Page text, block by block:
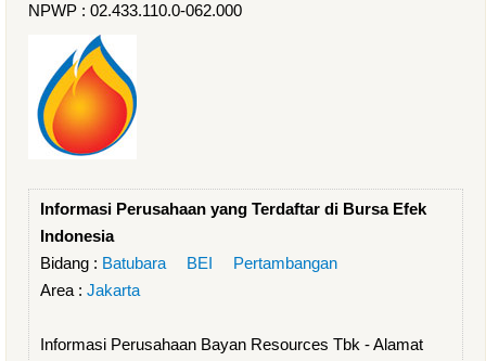
NPWP : 02.433.110.0-062.000
Informasi Perusahaan yang Terdaftar di Bursa Efek
Indonesia
Bidang : Batubara BEI
Pertambangan
Area : Jakarta
Informasi Perusahaan Bayan Resources Tbk - Alamat